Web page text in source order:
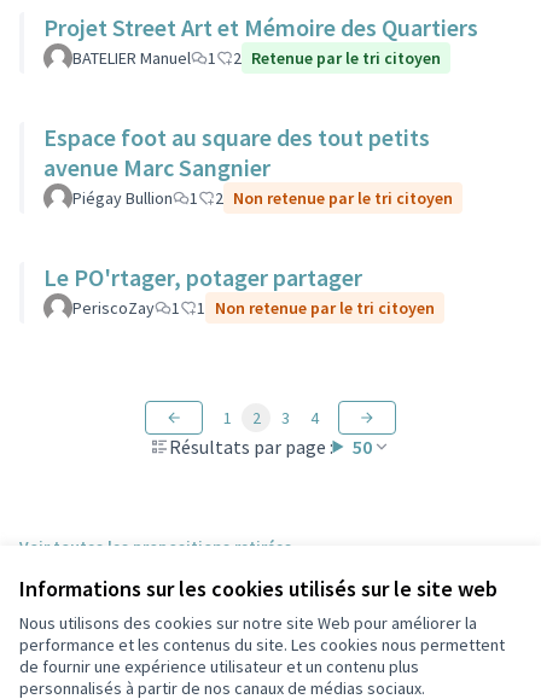
Informations sur les cookies utilisés sur le site web
Nous utilisons des cookies sur notre site Web pour améliorer la
performance et les contenus du site. Les cookies nous permettent
de fournir une expérience utilisateur et un contenu plus
personnalisés à partir de nos canaux de médias sociaux.
Projet Street Art et Mémoire des Quartiers
BATELIER Manuel 1 2 Retenue par le tri citoyen
Espace foot au square des tout petits
avenue Marc Sangnier
Piégay Bullion 1 2 Non retenue par le tri citoyen
Le PO'rtager, potager partager
PeriscoZay 1 1 Non retenue par le tri citoyen
Résultats par page : 50
1 2 3 4
Voir toutes les propositions retirées
Conditions d'utilisation
Paramètres des cookies
Participez Villeurbanne sur X
Participez Villeurbanne sur Facebook
Participez Villeurbanne sur Instagram
Participez Villeurbanne sur YouTube